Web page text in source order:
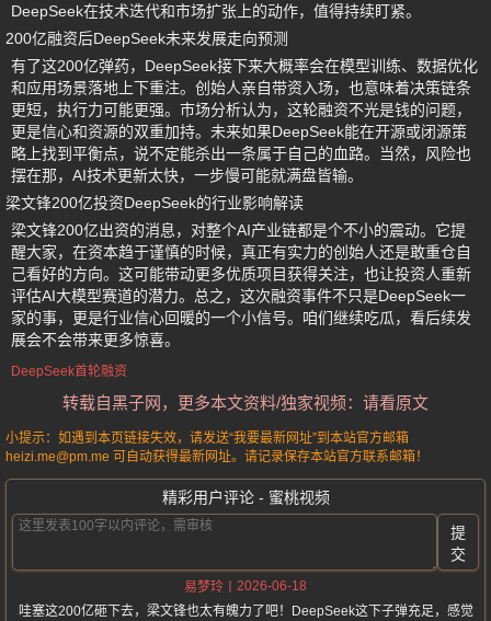
DeepSeek在技术迭代和市场扩张上的动作，值得持续盯紧。
200亿融资后DeepSeek未来发展走向预测
有了这200亿弹药，DeepSeek接下来大概率会在模型训练、数据优化
和应用场景落地上下重注。创始人亲自带资入场，也意味着决策链条
更短，执行力可能更强。市场分析认为，这轮融资不光是钱的问题，
更是信心和资源的双重加持。未来如果DeepSeek能在开源或闭源策
略上找到平衡点，说不定能杀出一条属于自己的血路。当然，风险也
摆在那，AI技术更新太快，一步慢可能就满盘皆输。
梁文锋200亿投资DeepSeek的行业影响解读
梁文锋200亿出资的消息，对整个AI产业链都是个不小的震动。它提
醒大家，在资本趋于谨慎的时候，真正有实力的创始人还是敢重仓自
己看好的方向。这可能带动更多优质项目获得关注，也让投资人重新
评估AI大模型赛道的潜力。总之，这次融资事件不只是DeepSeek一
家的事，更是行业信心回暖的一个小信号。咱们继续吃瓜，看后续发
展会不会带来更多惊喜。
DeepSeek首轮融资
转载自黑子网，更多本文资料/独家视频：请看原文
小提示：如遇到本页链接失效，请发送“我要最新网址”到本站官方邮箱
heizi.me@pm.me 可自动获得最新网址。请记录保存本站官方联系邮箱！
精彩用户评论 - 蜜桃视频
提
交
易梦玲
2026-06-18
哇塞这200亿砸下去，梁文锋也太有魄力了吧！DeepSeek这下子弹充足，感觉